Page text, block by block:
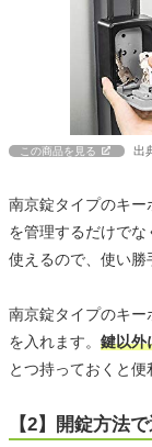
この商品を見る 出
南京錠タイプのキ
を管理するだけで
使えるので、使い勝
南京錠タイプのキ
を入れます。 鍵以外
とつ持っておくと便
【2】開錠方法